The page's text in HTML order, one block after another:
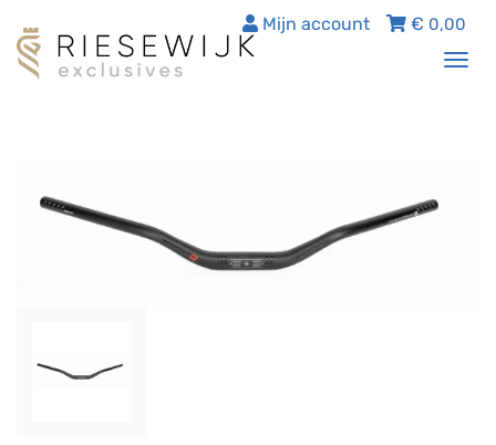
€ 0,00
Mijn account